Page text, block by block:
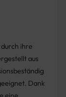
ihre
aus
Dank